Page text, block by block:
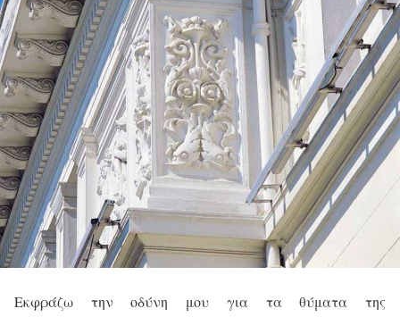
Εκφράζω την οδύνη μου για τα θύματα της